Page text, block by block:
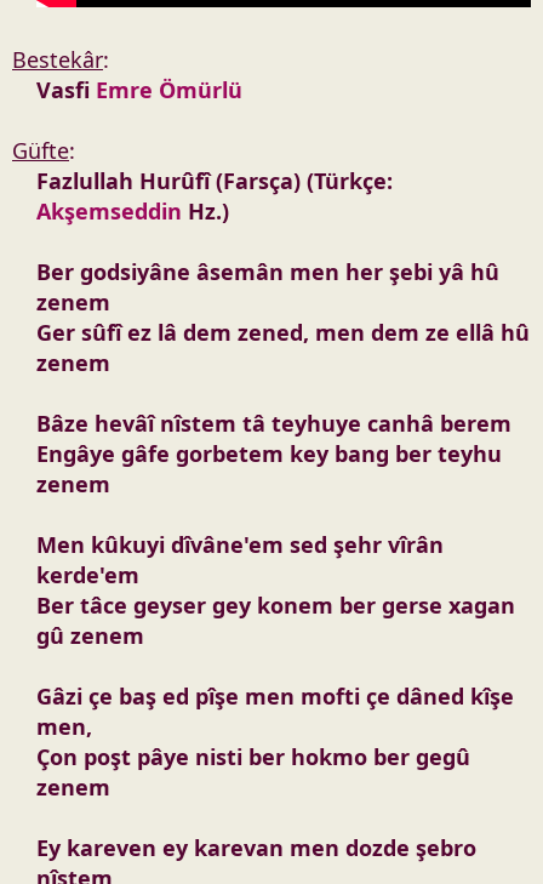
Bestekâr:
Vasfi Emre Ömürlü
Güfte:
Fazlullah Hurûfî (Farsça) (Türkçe:
Akşemseddin Hz.)
Ber godsiyâne âsemân men her şebi yâ hû
zenem
Ger sûfî ez lâ dem zened, men dem ze ellâ hû
zenem
Bâze hevâî nîstem tâ teyhuye canhâ berem
Engâye gâfe gorbetem key bang ber teyhu
zenem
Men kûkuyi dîvâne'em sed şehr vîrân
kerde'em
Ber tâce geyser gey konem ber gerse xagan
gû zenem
Gâzi çe baş ed pîşe men mofti çe dâned kîşe
men,
Çon poşt pâye nisti ber hokmo ber gegû
zenem
Ey kareven ey karevan men dozde şebro
nîstem